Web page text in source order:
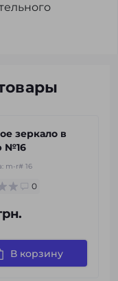
зеркало в
№16
m-r# 16
0
В корзину